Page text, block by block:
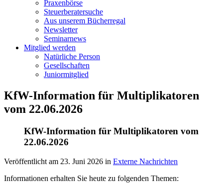
Praxenbörse
Steuerberatersuche
Aus unserem Bücherregal
Newsletter
Seminarnews
Mitglied werden
Natürliche Person
Gesellschaften
Juniormitglied
KfW-Information für Multiplikatoren
vom 22.06.2026
KfW-Information für Multiplikatoren vom
22.06.2026
Veröffentlicht am 23. Juni 2026 in Externe Nachrichten
Informationen erhalten Sie heute zu folgenden Themen: